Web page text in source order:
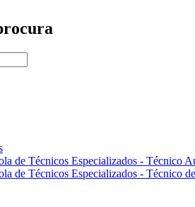
de Técnicos Especializados - Técnico
de Técnicos Especializados - Técnico